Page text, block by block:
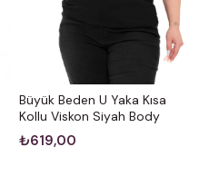
Büyük Beden U Yaka Kısa
Kollu Viskon Siyah Body
₺619,00